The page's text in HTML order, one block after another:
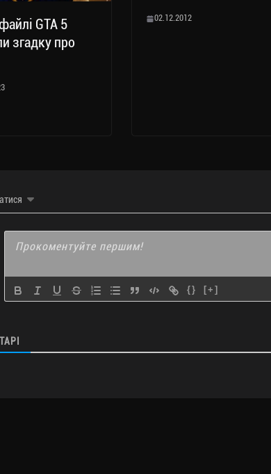
GTA 5
згадку про
02.12.2012
{} [+]